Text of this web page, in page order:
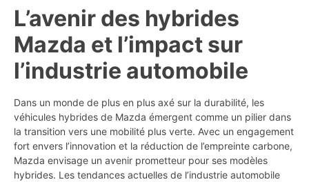
L’avenir des hybrides
Mazda et l’impact sur
l’industrie automobile
Dans un monde de plus en plus axé sur la durabilité, les
véhicules hybrides de Mazda émergent comme un pilier dans
la transition vers une mobilité plus verte. Avec un engagement
fort envers l’innovation et la réduction de l’empreinte carbone,
Mazda envisage un avenir prometteur pour ses modèles
hybrides. Les tendances actuelles de l’industrie automobile